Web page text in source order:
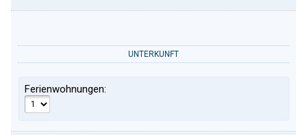
UNTERKUNFT
Ferienwohnungen: